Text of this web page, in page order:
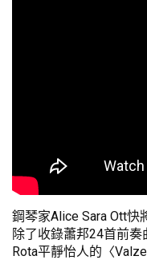
鋼琴家Alice Sara Ott快
除了收錄蕭邦24首前
Rota平靜怡人的〈